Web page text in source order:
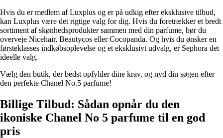
Hvis du er medlem af Luxplus og er på udkig efter eksklusive tilbud,
kan Luxplus være det rigtige valg for dig. Hvis du foretrækker et bredt
sortiment af skønhedsprodukter sammen med din parfume, bør du
overveje Nicehair, Beautycos eller Cocopanda. Og hvis du ønsker en
førsteklasses indkøbsoplevelse og et eksklusivt udvalg, er Sephora det
ideelle valg.
Vælg den butik, der bedst opfylder dine krav, og nyd din søgen efter
den perfekte Chanel No.5 parfume!
Billige Tilbud: Sådan opnår du den
ikoniske Chanel No 5 parfume til en god
pris